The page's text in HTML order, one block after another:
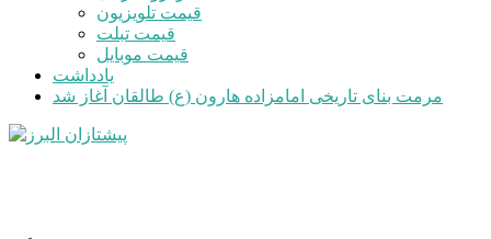
قیمت تلویزیون
قیمت تبلت
قیمت موبایل
یادداشت
مرمت بنای تاریخی امامزاده هارون (ع) طالقان آغاز شد